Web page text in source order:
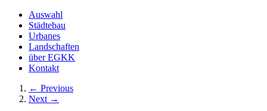
Auswahl
Städtebau
Urbanes
Landschaften
über EGKK
Kontakt
← Previous
Next →